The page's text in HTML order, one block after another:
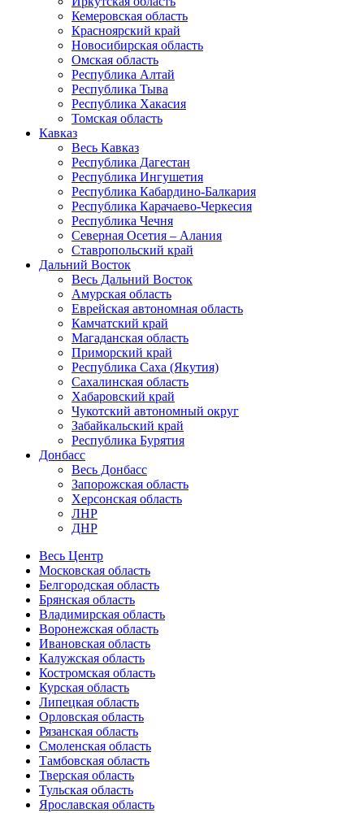
Кемеровская область
Красноярский край
Новосибирская область
Омская область
Республика Алтай
Республика Тыва
Республика Хакасия
Томская область
Кавказ
Весь Кавказ
Республика Дагестан
Республика Ингушетия
Республика Кабардино-Балкария
Республика Карачаево-Черкесия
Республика Чечня
Северная Осетия – Алания
Ставропольский край
Дальний Восток
Весь Дальний Восток
Амурская область
Еврейская автономная область
Камчатский край
Магаданская область
Приморский край
Республика Саха (Якутия)
Сахалинская область
Хабаровский край
Чукотский автономный округ
Забайкальский край
Республика Бурятия
Донбасс
Весь Донбасс
Запорожская область
Херсонская область
ЛНР
ДНР
Весь Центр
Московская область
Белгородская область
Брянская область
Владимирская область
Воронежская область
Ивановская область
Калужская область
Костромская область
Курская область
Липецкая область
Орловская область
Рязанская область
Смоленская область
Тамбовская область
Тверская область
Тульская область
Ярославская область